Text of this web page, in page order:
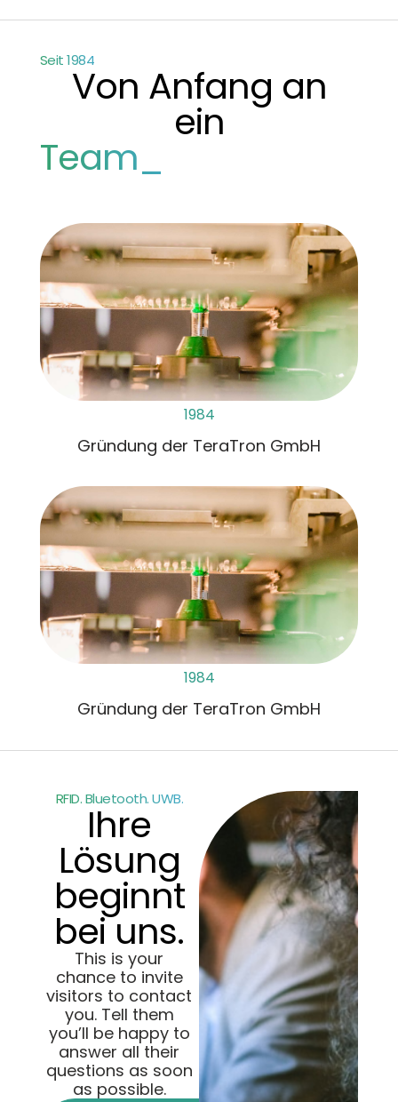
Seit 1984
Von Anfang an
ein
Team_
1984
Gründung der TeraTron GmbH
1984
Gründung der TeraTron GmbH
RFID. Bluetooth. UWB.
Ihre
Lösung
beginnt
bei uns.
This is your
chance to invite
visitors to contact
you. Tell them
you’ll be happy to
answer all their
questions as soon
as possible.